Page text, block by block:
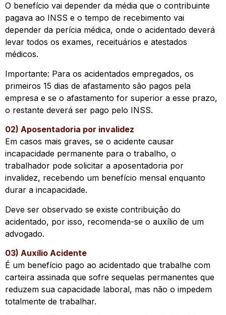
O benefício vai depender da média que o contribuinte
pagava ao INSS e o tempo de recebimento vai
depender da perícia médica, onde o acidentado deverá
levar todos os exames, receituários e atestados
médicos.
Importante: Para os acidentados empregados, os
primeiros 15 dias de afastamento são pagos pela
empresa e se o afastamento for superior a esse prazo,
o restante deverá ser pago pelo INSS.
02) Aposentadoria por invalidez
Em casos mais graves, se o acidente causar
incapacidade permanente para o trabalho, o
trabalhador pode solicitar a aposentadoria por
invalidez, recebendo um benefício mensal enquanto
durar a incapacidade.
Deve ser observado se existe contribuição do
acidentado, por isso, recomenda-se o auxílio de um
advogado.
03) Auxílio Acidente
É um benefício pago ao acidentado que trabalhe com
carteira assinada que sofre sequelas permanentes que
reduzem sua capacidade laboral, mas não o impedem
totalmente de trabalhar.